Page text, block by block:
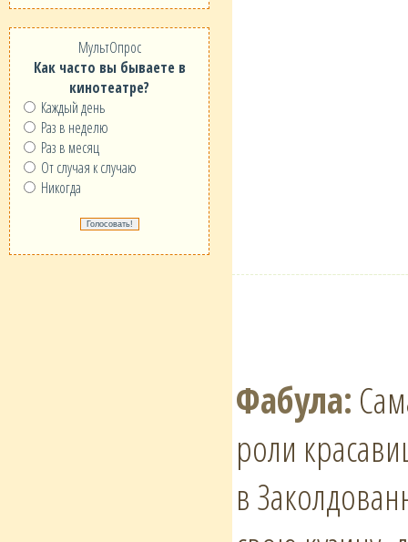
МультОпрос
Как часто вы бываете в
кинотеатре?
Каждый день
Раз в неделю
Раз в месяц
От случая к случаю
Никогда
Фабула:
роли
в